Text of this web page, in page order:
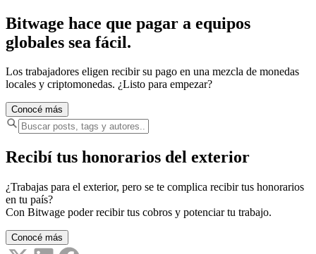
Bitwage hace que pagar a equipos
globales sea fácil.
Los trabajadores eligen recibir su pago en una mezcla de monedas
locales y criptomonedas. ¿Listo para empezar?
Conocé más
Recibí tus honorarios del exterior
¿Trabajas para el exterior, pero se te complica recibir tus honorarios
en tu país?
Con Bitwage poder recibir tus cobros y potenciar tu trabajo.
Conocé más